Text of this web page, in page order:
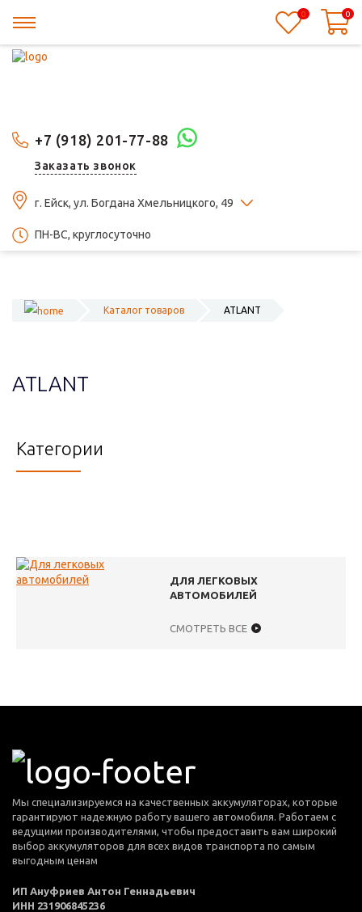
+7 (918) 201-77-88
Заказать звонок
г. Ейск, ул. Богдана Хмельницкого, 49
ПН-ВС, круглосуточно
0 0
Каталог товаров ATLANT
ATLANT
Категории
ДЛЯ ЛЕГКОВЫХ
АВТОМОБИЛЕЙ
СМОТРЕТЬ ВСЕ
Мы специализируемся на качественных аккумуляторах, которые
гарантируют надежную работу вашего автомобиля. Работаем с
ведущими производителями, чтобы предоставить вам широкий
выбор аккумуляторов для всех видов транспорта по самым
выгодным ценам
ИП Ануфриев Антон Геннадьевич
ИНН 231906845236